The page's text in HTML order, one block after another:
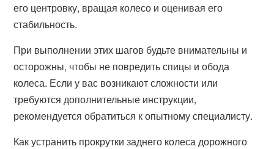
его центровку, вращая колесо и оценивая его
стабильность.
При выполнении этих шагов будьте внимательны и
осторожны, чтобы не повредить спицы и обода
колеса. Если у вас возникают сложности или
требуются дополнительные инструкции,
рекомендуется обратиться к опытному специалисту.
Как устранить прокрутки заднего колеса дорожного